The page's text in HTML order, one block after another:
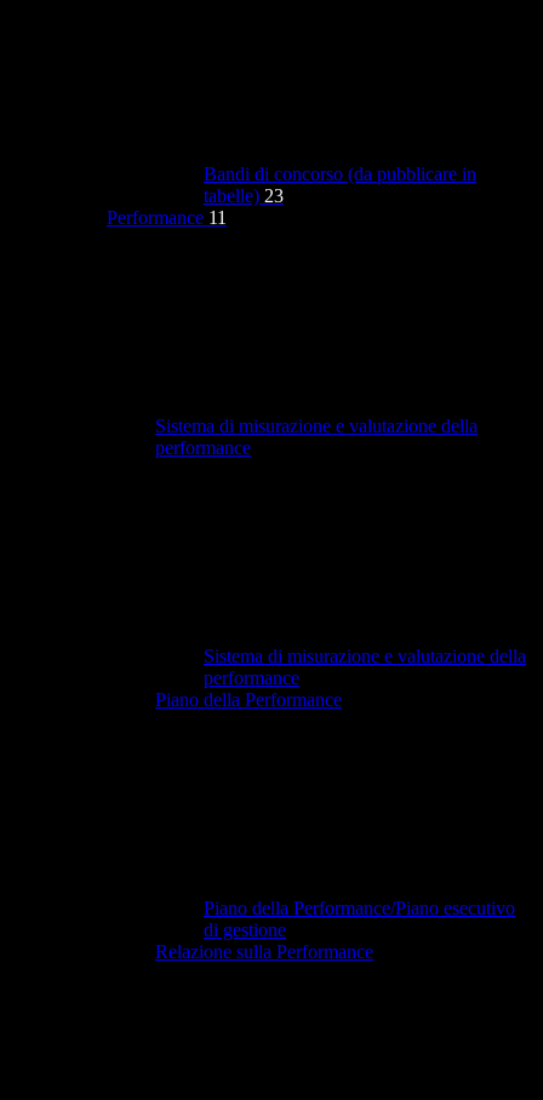
Bandi di concorso (da pubblicare in
tabelle) 23
Performance 11
Sistema di misurazione e valutazione della
performance
Sistema di misurazione e valutazione della
performance
Piano della Performance
Piano della Performance/Piano esecutivo
di gestione
Relazione sulla Performance